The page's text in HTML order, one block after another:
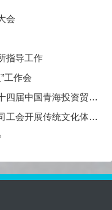
会
指导工作
工作会
国青海投资贸易洽谈会
开展传统文化体验活动